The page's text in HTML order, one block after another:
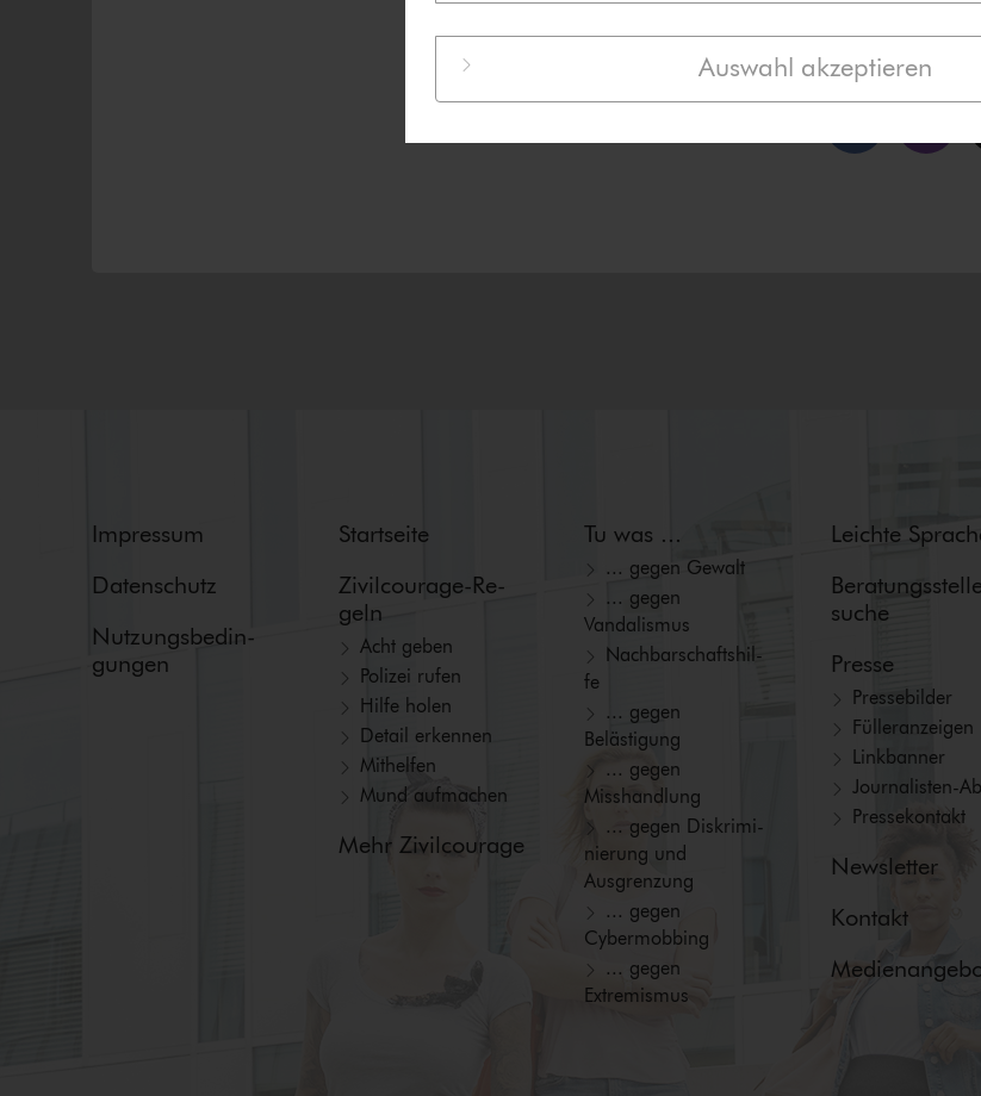
Auswahl akzeptieren
Taggen Sie
Impressum
Datenschutz
Nut­zungs­be­din­
gun­gen
Startseite
Zi­vil­cou­ra­ge-Re­
geln
Acht geben
Polizei rufen
Hilfe holen
Detail erkennen
Mithelfen
Mund aufmachen
Mehr Zivilcourage
Tu was ...
... gegen Gewalt
... gegen
Vandalismus
Nach­bar­schafts­hil­
fe
... gegen
Belästigung
... gegen
Misshandlung
... gegen Dis­kri­mi­
nie­rung und
Ausgrenzung
... gegen
Cybermobbing
... gegen
Extremismus
Leichte
suche
Presse
Pressebilder
Fül­ler­an­zei­gen
Linkbanner
Jour­na­lis­ten-
Pressekontakt
Newsletter
Kontakt